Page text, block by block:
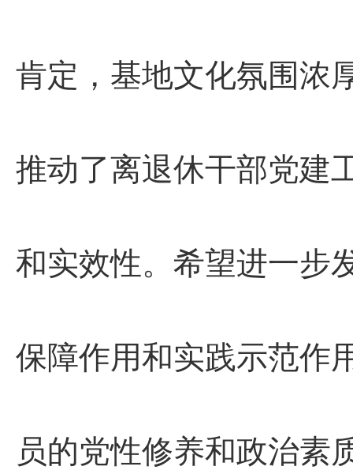
肯定，基地文化氛围浓
推动了离退休干部党建
和实效性。希望进一步
保障作用和实践示范作
员的党性修养和政治素